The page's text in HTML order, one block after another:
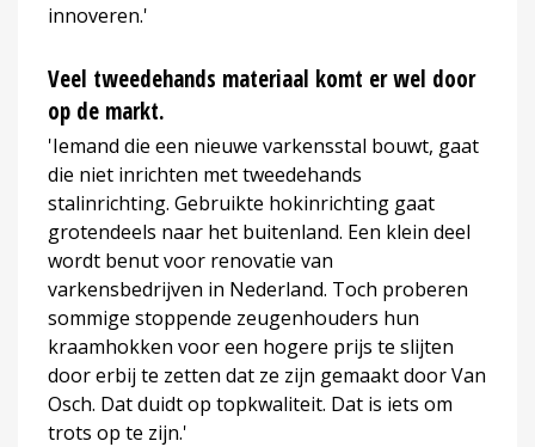
innoveren.'
Veel tweedehands materiaal komt er wel door
op de markt.
'Iemand die een nieuwe varkensstal bouwt, gaat
die niet inrichten met tweedehands
stalinrichting. Gebruikte hokinrichting gaat
grotendeels naar het buitenland. Een klein deel
wordt benut voor renovatie van
varkensbedrijven in Nederland. Toch proberen
sommige stoppende zeugenhouders hun
kraamhokken voor een hogere prijs te slijten
door erbij te zetten dat ze zijn gemaakt door Van
Osch. Dat duidt op topkwaliteit. Dat is iets om
trots op te zijn.'